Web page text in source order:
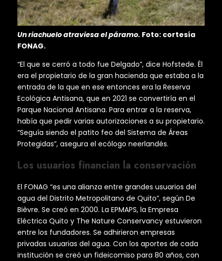
Un riachuelo atraviesa el páramo. Foto: cortesía
FONAG.
“El que se cerró a todo fue Delgado”, dice Hofstede. Él
era el propietario de la gran hacienda que estaba a la
entrada de la que en ese entonces era la Reserva
Ecológica Antisana, que en 2021 se convertiría en el
Parque Nacional Antisana. Para entrar a la reserva,
había que pedir varias autorizaciones a su propietario.
“Seguía siendo el patito feo del Sistema de Áreas
Protegidas”, asegura el ecólogo neerlandés.
Los usuarios financian la conservación
El FONAG “es una alianza entre grandes usuarios del
agua del Distrito Metropolitano de Quito”, según De
Bièvre. Se creó en 2000. La EPMAPS, la Empresa
Eléctrica Quito y The Nature Conservancy estuvieron
entre los fundadores. Se adhirieron empresas
privadas usuarias del agua. Con los aportes de cada
institución se creó un fideicomiso para 80 años, con